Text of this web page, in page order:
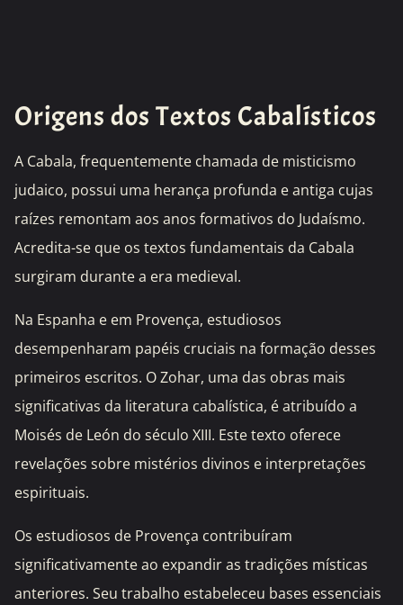
Origens dos Textos Cabalísticos
A Cabala, frequentemente chamada de misticismo
judaico, possui uma herança profunda e antiga cujas
raízes remontam aos anos formativos do Judaísmo.
Acredita-se que os textos fundamentais da Cabala
surgiram durante a era medieval.
Na Espanha e em Provença, estudiosos
desempenharam papéis cruciais na formação desses
primeiros escritos. O Zohar, uma das obras mais
significativas da literatura cabalística, é atribuído a
Moisés de León do século XIII. Este texto oferece
revelações sobre mistérios divinos e interpretações
espirituais.
Os estudiosos de Provença contribuíram
significativamente ao expandir as tradições místicas
anteriores. Seu trabalho estabeleceu bases essenciais